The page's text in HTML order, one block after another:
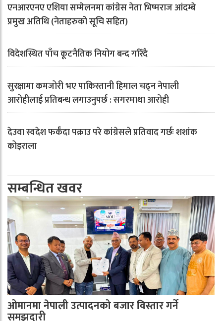
एनआरएनए एशिया सम्मेलनमा कांग्रेस नेता भिष्मराज आंदम्बे
प्रमुख अतिथि (नेताहरुको सूचि सहित)
विदेशस्थित पाँच कूटनैतिक नियोग बन्द गरिँदै
सुरक्षामा कमजोरी भए पाकिस्तानी हिमाल चढ्न नेपाली
आरोहीलाई प्रतिबन्ध लगाउनुपर्छ : सगरमाथा आरोही
देउवा स्वदेश फर्कँदा पक्राउ परे कांग्रेसले प्रतिवाद गर्छः शशांक
कोइराला
सम्बन्धित खवर
ओमानमा नेपाली उत्पादनको बजार विस्तार गर्ने
समझदारी